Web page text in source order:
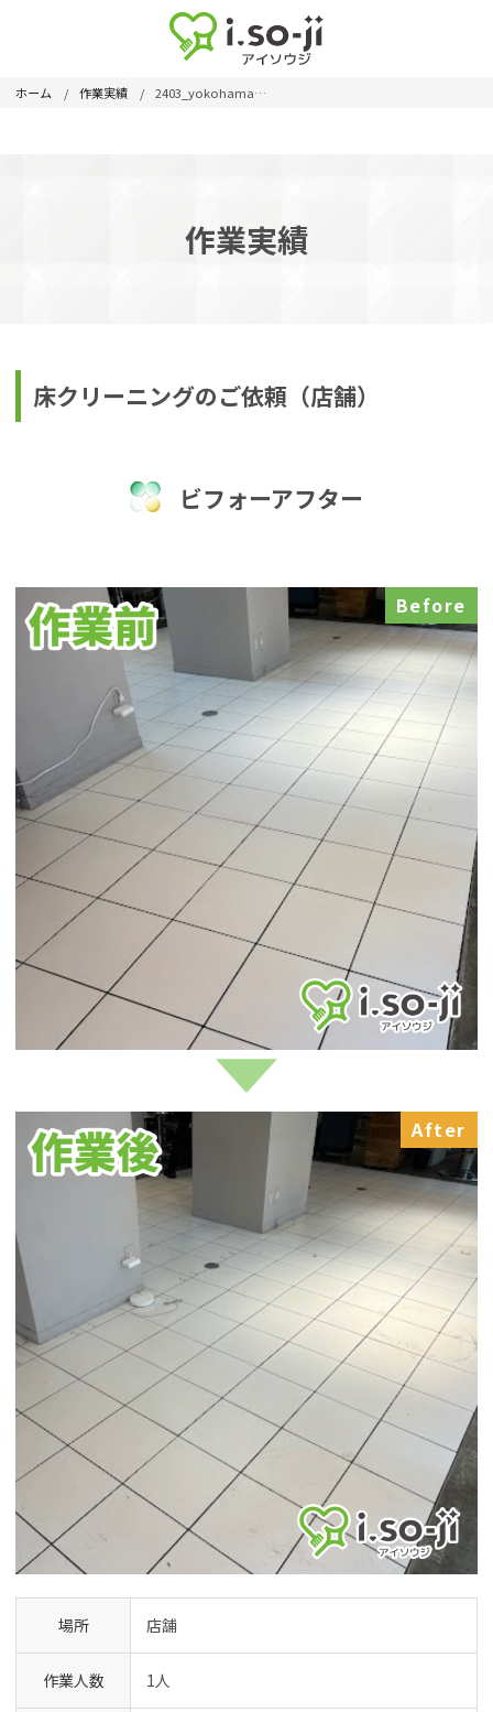
ホーム 作業実績 2403_yokohamashi_02
作業実績
床クリーニングのご依頼（店舗）
ビフォーアフター
Before
After
場所 店舗
作業人数 1人